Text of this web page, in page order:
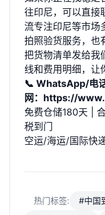
往印尼，可以直接
流专注印尼等市场
拍照验货服务，也
把货物清单发给我
线和费用明细，让
📞 WhatsApp/电
网： https://
免费仓储180天 |
税到门
空运/海运/国际快
热门标签:
#中国